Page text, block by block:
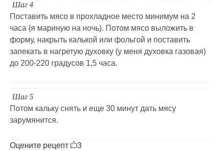
Шаг 4
Поставить мясо в прохладное место минимум на 2
часа (я мариную на ночь). Потом мясо выложить в
форму, накрыть калькой или фольгой и поставить
запекать в нагретую духовку (у меня духовка газовая)
до 200-220 градусов 1,5 часа.
Шаг 5
Потом кальку снять и еще 30 минут дать мясу
зарумянится.
Оцените рецепт 3